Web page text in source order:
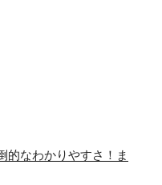
的なわかりやすさ！ま